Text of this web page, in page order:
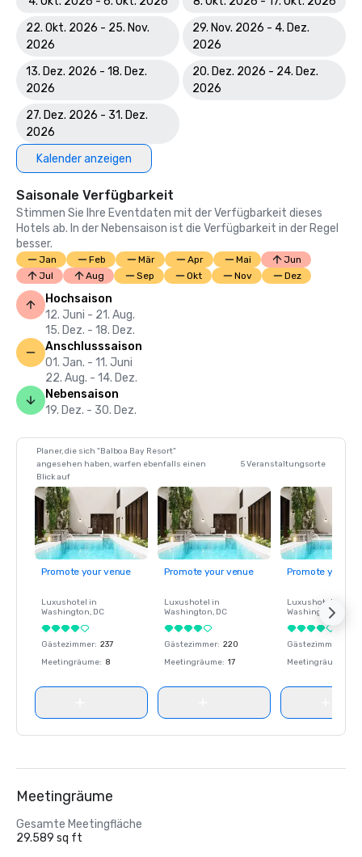
22. Okt. 2026 - 25. Nov.
2026
29. Nov. 2026 - 4. Dez.
2026
13. Dez. 2026 - 18. Dez.
2026
20. Dez. 2026 - 24. Dez.
2026
27. Dez. 2026 - 31. Dez.
2026
Kalender anzeigen
Saisonale Verfügbarkeit
Stimmen Sie Ihre Eventdaten mit der Verfügbarkeit dieses
Hotels ab. In der Nebensaison ist die Verfügbarkeit in der Regel
besser.
Jan Feb Mär Apr Mai
Jun
Jul
Aug Sep Okt Nov Dez
Hochsaison
12. Juni - 21. Aug.
15. Dez. - 18. Dez.
Anschlusssaison
01. Jan. - 11. Juni
22. Aug. - 14. Dez.
Nebensaison
19. Dez. - 30. Dez.
Planer, die sich "Balboa Bay Resort"
angesehen haben, warfen ebenfalls einen
Blick auf
5 Veranstaltungsorte
Promote your venue
Luxushotel in
Washington, DC
Gästezimmer: 237
Meetingräume: 8
Promote your venue
Luxushotel in
Washington, DC
Gästezimmer: 220
Meetingräume: 17
Promote your
Luxushotel in
Washington
Gästezimmer
Meetingräume
Meetingräume
Gesamte Meetingfläche
29.589 sq ft